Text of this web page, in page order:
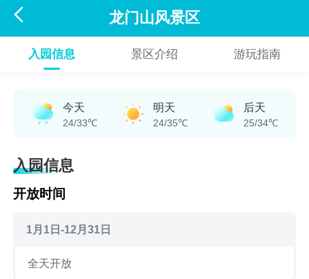
 龙门山风景区
入园信息 景区介绍 游玩指南
今天
24/33℃
明天
24/35℃
后天
25/34℃
入园信息
开放时间
1月1日-12月31日
全天开放